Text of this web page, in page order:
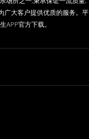
广大客户提供优质的服务。平
官方下载。